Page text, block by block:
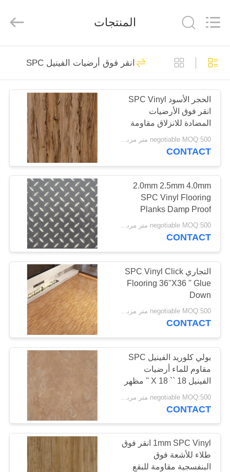
مسكن
منتجات
معلومات
جولة
في
المعمل
مراقبة
الجودة
اتصل
اطلب
اقتباس
خريطة
الموقع
PRIVACY
POLICY
Union
Import
Rights
انقر فوق أرضيات
الفينيل SPC
أرضيات الفينيل الغراء
27
الأرضيات
17
انقر فوق LVT
الأرضيات
15
المنتجات
انقر فوق أرضيات الفينيل SPC
الحجر الأسود SPC Vinyl
انقر فوق الأرضيات
المضادة للانزلاق مقاومة
للحريق
negotiable MOQ:500 متر مربع لكل لون
CONTACT
2.0mm 2.5mm 4.0mm
SPC Vinyl Flooring
Planks Damp Proof
negotiable MOQ:500 متر مربع لكل لون
CONTACT
التجاري SPC Vinyl Click
Flooring 36''X36 '' Glue
Down
negotiable MOQ:500 متر مربع لكل لون
CONTACT
بولي كلوريد الفينيل SPC
مقاوم للماء أرضيات
الفينيل 18 `` X 18 '' مظهر
الحجر الجاف للحريق
CONTACT
1mm SPC Vinyl انقر فوق
طلاء للأشعة فوق
البنفسجية مقاومة للبقع